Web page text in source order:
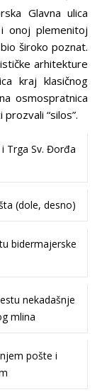
Glavna ulica
onoj plemenitoj
široko poznat.
arhitekture
kraj klasičnog
osmospratnica
“silos”.
Trga Sv. Đorđa
(dole, desno)
bidermajerske
nekadašnje
mlina
pošte i